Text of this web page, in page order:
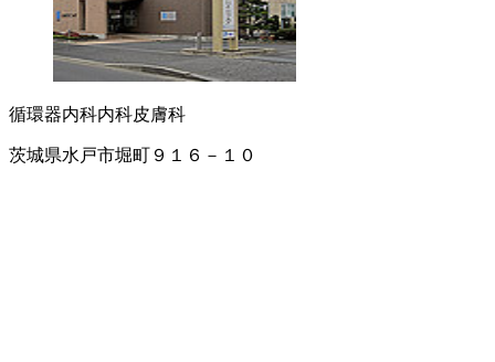
循環器内科内科皮膚科
茨城県水戸市堀町９１６－１０